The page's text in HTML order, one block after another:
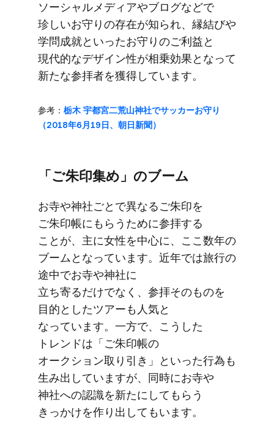
ソーシャルメディアや​ブログなどで​
珍しい​お守りの​存在が​知られ、​縁結びや​
学問成就と​いった​お守りの​ご利益と​
現代的な​デザ​イン性が​相乗効果と​なって​
新たな​参拝者を​獲得しています。
参考： 栃木 宇都宮二荒山神社で​サッカーお守り​
（2018年6月19日、​朝日新聞）
「ご朱印​集め」の​ブーム
お寺や​神社ごとで​異なる​ご朱印を​
ご朱印帳に​もらう​ために​参拝する​
ことが、​主に​女性を​中心に、​ここ数年の​
ブームと​なっています。​近年では​旅行の​
途中で​お寺や​神社に​
立ち寄るだけでなく、​参拝​その​ものを​
目的とした​ツアーも​人気と​
なっています。​一方で、​こうした​
トレンドは​「ご朱印帳の​
オークション取り​引き」と​いった​行為も​
生み出していますが、​同時に​お寺や​
神社への​認識を​新たに​して​もらう​
きっかけを​作り出してもいます。